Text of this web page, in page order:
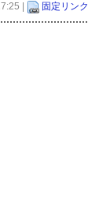
| 固定リンク